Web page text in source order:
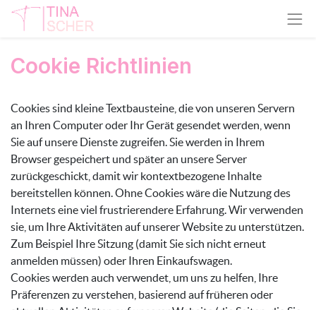
Cookie Richtlinien
Cookies sind kleine Textbausteine, die von unseren Servern
an Ihren Computer oder Ihr Gerät gesendet werden, wenn
Sie auf unsere Dienste zugreifen. Sie werden in Ihrem
Browser gespeichert und später an unsere Server
zurückgeschickt, damit wir kontextbezogene Inhalte
bereitstellen können. Ohne Cookies wäre die Nutzung des
Internets eine viel frustrierendere Erfahrung. Wir verwenden
sie, um Ihre Aktivitäten auf unserer Website zu unterstützen.
Zum Beispiel Ihre Sitzung (damit Sie sich nicht erneut
anmelden müssen) oder Ihren Einkaufswagen.
Cookies werden auch verwendet, um uns zu helfen, Ihre
Präferenzen zu verstehen, basierend auf früheren oder